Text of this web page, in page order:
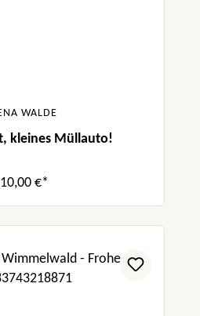
WALDE
kleines Müllauto!
10,00 €*